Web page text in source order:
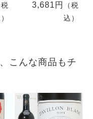
税
3,681円
（税
込）
こんな商品もチ